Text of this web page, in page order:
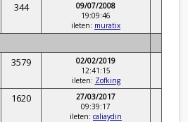
344
09/07/2008
19:09:46
ileten: muratix
3579
02/02/2019
12:41:15
ileten: Zofking
1620
27/03/2017
09:39:17
ileten: caliaydin